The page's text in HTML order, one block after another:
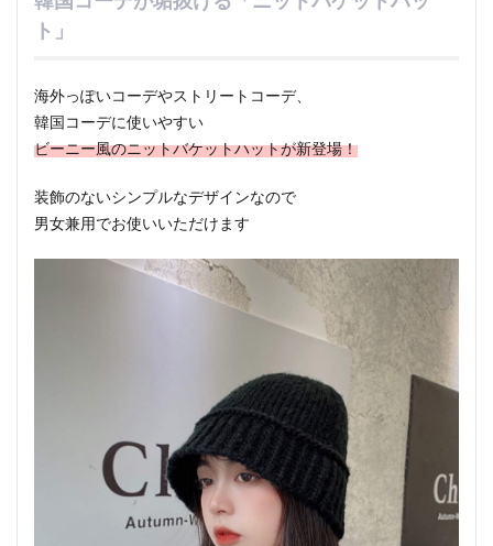
ト」
海外っぽいコーデやストリートコーデ、
韓国コーデに使いやすい
ビーニー風のニットバケットハットが新登場！
装飾のないシンプルなデザインなので
男女兼用でお使いいただけます